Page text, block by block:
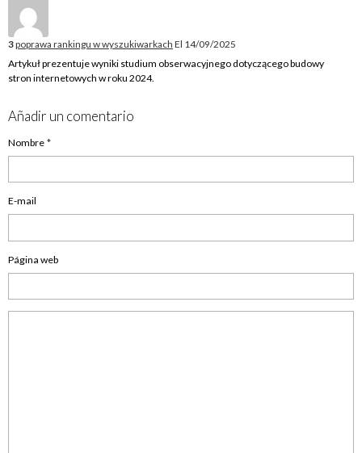
3poprawa rankingu w wyszukiwarkach El 14/09/2025
Artykuł prezentuje wyniki studium obserwacyjnego dotyczącego budowy
stron internetowych w roku 2024.
Añadir un comentario
Nombre
E-mail
Página web